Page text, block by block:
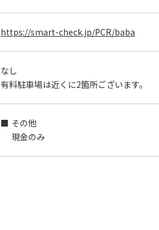
https://smart-check.jp/PCR/baba
なし
有料駐車場は近くに2箇所ございます。
その他
現金のみ